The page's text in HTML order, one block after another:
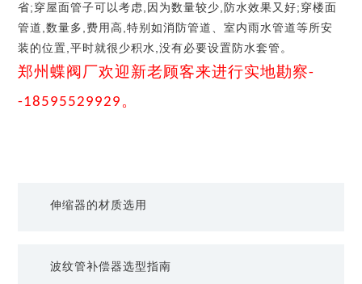
省;穿屋面管子可以考虑,因为数量较少,防水效果又好;穿楼面
管道,数量多,费用高,特别如消防管道、室内雨水管道等所安
装的位置,平时就很少积水,没有必要设置防水套管。
郑州蝶阀厂欢迎新老顾客来进行实地勘察-
-18595529929 。
伸缩器的材质选用
波纹管补偿器选型指南